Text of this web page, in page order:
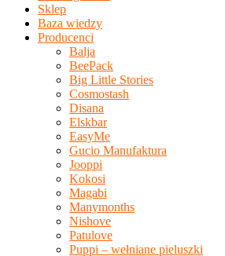
Sklep
Baza wiedzy
Producenci
Balja
BeePack
Big Little Stories
Cosmostash
Disana
Elskbar
EasyMe
Gucio Manufaktura
Jooppi
Kokosi
Magabi
Manymonths
Nishove
Patulove
Puppi – wełniane pieluszki